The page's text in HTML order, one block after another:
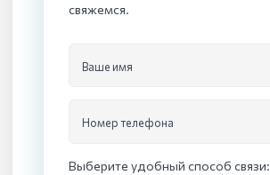
свяжемся.
Ваше имя
Номер телефона
Выберите удобный способ связи: